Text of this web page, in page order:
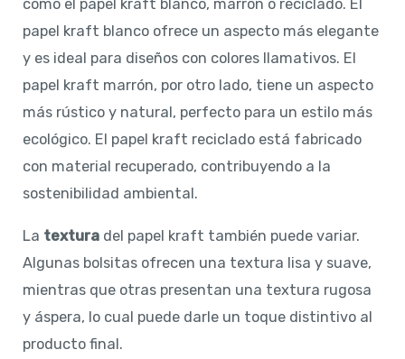
como el papel kraft blanco, marrón o reciclado. El
papel kraft blanco ofrece un aspecto más elegante
y es ideal para diseños con colores llamativos. El
papel kraft marrón, por otro lado, tiene un aspecto
más rústico y natural, perfecto para un estilo más
ecológico. El papel kraft reciclado está fabricado
con material recuperado, contribuyendo a la
sostenibilidad ambiental.
La textura del papel kraft también puede variar.
Algunas bolsitas ofrecen una textura lisa y suave,
mientras que otras presentan una textura rugosa
y áspera, lo cual puede darle un toque distintivo al
producto final.